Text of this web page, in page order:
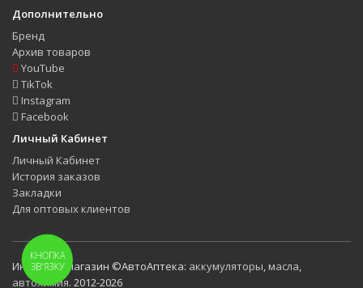
Дополнительно
Бренд
Архив товаров
YouTube
TikTok
Instagram
Facebook
Личный Кабинет
Личный Кабинет
История заказов
Закладки
Для оптовых клиентов
Интернет-магазин ©АвтоАптека: аккумуляторы, масла,
автохимия. 2012-2026
КНОПКА
ЗВ'ЯЗКУ